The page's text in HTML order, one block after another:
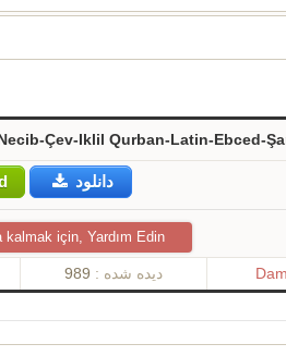
Çev-Iklil Qurban-Latin-Ebced-
دانلود
kalmak için, Yardım Edin
دیده شده : 989